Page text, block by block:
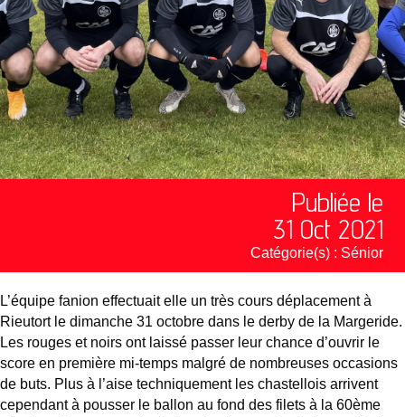
Publiée le
31 Oct 2021
Catégorie(s) : Sénior
L’équipe fanion effectuait elle un très cours déplacement à
Rieutort le dimanche 31 octobre dans le derby de la Margeride.
Les rouges et noirs ont laissé passer leur chance d’ouvrir le
score en première mi-temps malgré de nombreuses occasions
de buts. Plus à l’aise techniquement les chastellois arrivent
cependant à pousser le ballon au fond des filets à la 60ème